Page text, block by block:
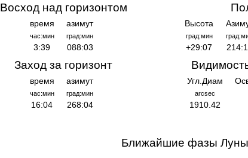
Восход над горизонтом
время
час:мин
3:39
азимут
град:мин
088:03
Заход за горизонт
время
час:мин
16:04
азимут
град:мин
268:04
Высота
град:мин
+29:07
Угл.Диам
arcsec
1910.42
Ближайшие фазы Луны